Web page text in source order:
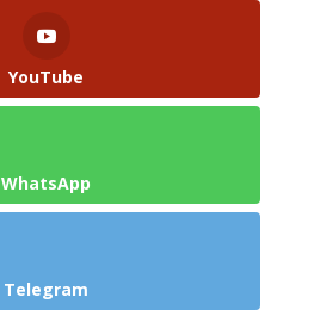
YouTube
WhatsApp
Telegram